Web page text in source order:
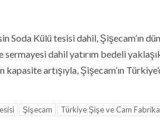
Külü tesisi dahil, Şişecam’ın
dahil yatırım bedeli
artışıyla, Şişecam’ın
Şişecam Türkiye Şişe ve Cam